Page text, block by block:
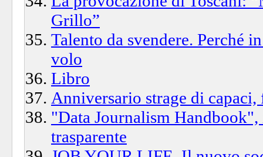
Grillo”
Talento da svendere. Perché
volo
Libro
Anniversario strage di
"Data Journalism
trasparente